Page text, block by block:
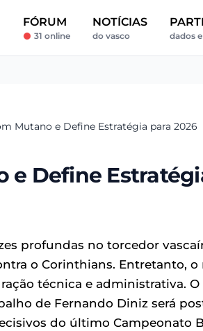
FÓRUM
31 online
NOTÍCIAS
do vasco dados
Mutano e Define Estratégia para 2026
e Define
profundas no torcedor
o Corinthians. Entretanto, o
técnica e administrativa. O
de Fernando Diniz será
do último Campeonato